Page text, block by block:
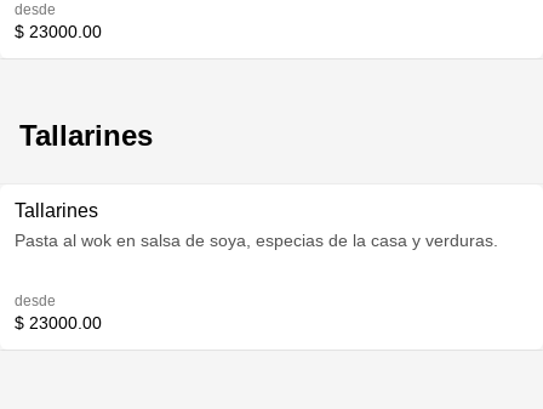
desde
$ 23000.00
Tallarines
Tallarines
Pasta al wok en salsa de soya, especias de la casa y verduras.
desde
$ 23000.00